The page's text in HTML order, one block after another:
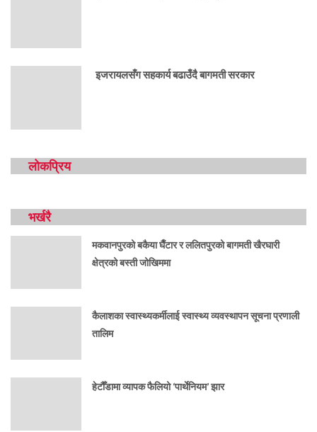
इजरायलसँग सहकार्य बढाउँदै बागमती सरकार
लोकप्रिय
भर्खरै
मकवानपुरको बकैया घैँटार र ललितपुरको बागमती खैरघारी
क्षेत्रको बस्ती जोखिममा
कैलाशका स्वास्थ्यकर्मीलाई स्वास्थ्य व्यवस्थापन सूचना प्रणाली
तालिम
हेटौँडामा व्यापक फैलियो ‘पार्थेनियम’ झार